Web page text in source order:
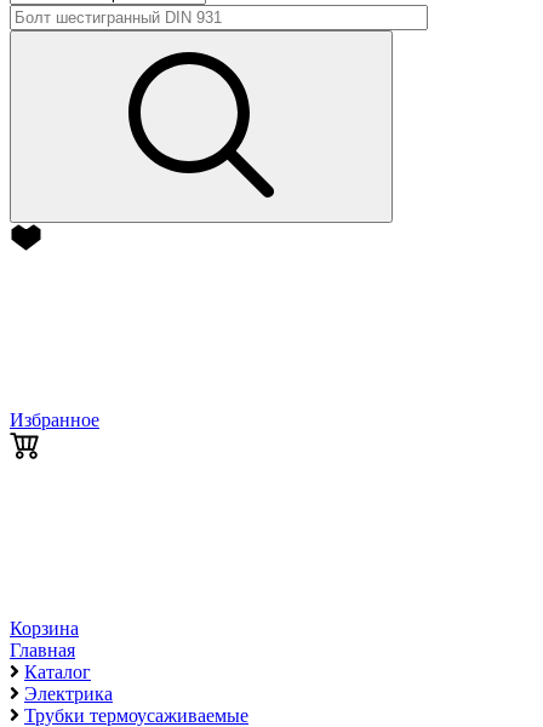
Избранное
Корзина
Главная
Каталог
Электрика
Трубки термоусаживаемые